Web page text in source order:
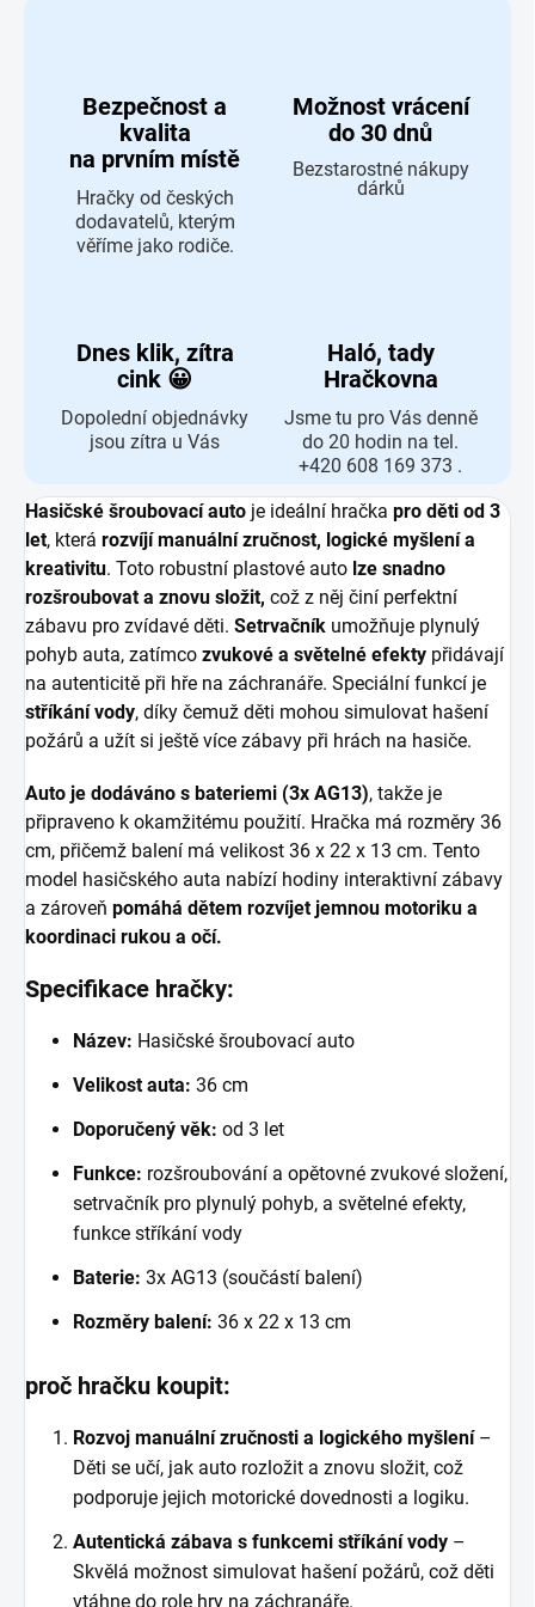
Bezpečnost a
kvalita
na prvním místě
Hračky od českých
dodavatelů, kterým
věříme jako rodiče.
Možnost vrácení
do 30 dnů
Bezstarostné nákupy
dárků
Dnes klik, zítra
cink 😀
Dopolední objednávky
jsou zítra u Vás
Haló, tady
Hračkovna
Jsme tu pro Vás denně
do 20 hodin na tel.
+420 608 169 373 .
Hasičské šroubovací auto je ideální hračka pro děti od 3
let, která rozvíjí manuální zručnost, logické myšlení a
kreativitu. Toto robustní plastové auto lze snadno
rozšroubovat a znovu složit, což z něj činí perfektní
zábavu pro zvídavé děti. Setrvačník umožňuje plynulý
pohyb auta, zatímco zvukové a světelné efekty přidávají
na autenticitě při hře na záchranáře. Speciální funkcí je
stříkání vody, díky čemuž děti mohou simulovat hašení
požárů a užít si ještě více zábavy při hrách na hasiče.
Auto je dodáváno s bateriemi (3x AG13), takže je
připraveno k okamžitému použití. Hračka má rozměry 36
cm, přičemž balení má velikost 36 x 22 x 13 cm. Tento
model hasičského auta nabízí hodiny interaktivní zábavy
a zároveň pomáhá dětem rozvíjet jemnou motoriku a
koordinaci rukou a očí.
Specifikace hračky:
Název: Hasičské šroubovací auto
Velikost auta: 36 cm
Doporučený věk: od 3 let
Funkce: rozšroubování a opětovné zvukové složení,
setrvačník pro plynulý pohyb, a světelné efekty,
funkce stříkání vody
Baterie: 3x AG13 (součástí balení)
Rozměry balení: 36 x 22 x 13 cm
proč hračku koupit:
Rozvoj manuální zručnosti a logického myšlení–
Děti se učí, jak auto rozložit a znovu složit, což
podporuje jejich motorické dovednosti a logiku.
Autentická zábava s funkcemi stříkání vody –
Skvělá možnost simulovat hašení požárů, což děti
vtáhne do role hry na záchranáře.